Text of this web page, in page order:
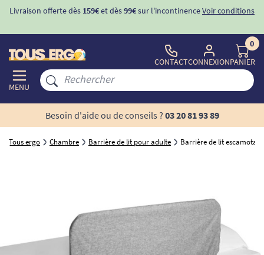
Livraison offerte dès 159€et dès99€sur l'incontinenceVoir conditions
MENU
CONTACTCONNEXION
0
PANIER
Besoin d'aide ou de conseils ? 03 20 81 93 89
Tous ergo Chambre Barrière de lit pour adulte Barrière de lit